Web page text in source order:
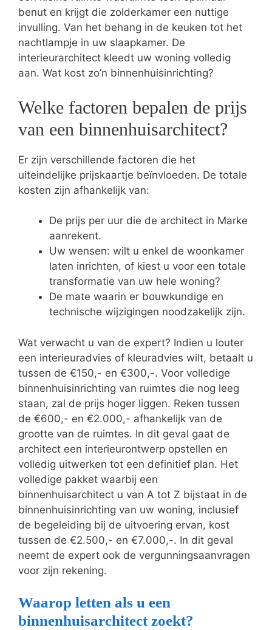
benut en krijgt die zolderkamer een nuttige
invulling. Van het behang in de keuken tot het
nachtlampje in uw slaapkamer. De
interieurarchitect kleedt uw woning volledig
aan. Wat kost zo’n binnenhuisinrichting?
Welke factoren bepalen de prijs
van een binnenhuisarchitect?
Er zijn verschillende factoren die het
uiteindelijke prijskaartje beïnvloeden. De totale
kosten zijn afhankelijk van:
De prijs per uur die de architect in Marke
aanrekent.
Uw wensen: wilt u enkel de woonkamer
laten inrichten, of kiest u voor een totale
transformatie van uw hele woning?
De mate waarin er bouwkundige en
technische wijzigingen noodzakelijk zijn.
Wat verwacht u van de expert? Indien u louter
een interieuradvies of kleuradvies wilt, betaalt u
tussen de €150,- en €300,-. Voor volledige
binnenhuisinrichting van ruimtes die nog leeg
staan, zal de prijs hoger liggen. Reken tussen
de €600,- en €2.000,- afhankelijk van de
grootte van de ruimtes. In dit geval gaat de
architect een interieurontwerp opstellen en
volledig uitwerken tot een definitief plan. Het
volledige pakket waarbij een
binnenhuisarchitect u van A tot Z bijstaat in de
binnenhuisinrichting van uw woning, inclusief
de begeleiding bij de uitvoering ervan, kost
tussen de €2.500,- en €7.000,-. In dit geval
neemt de expert ook de vergunningsaanvragen
voor zijn rekening.
Waarop letten als u een
binnenhuisarchitect zoekt?